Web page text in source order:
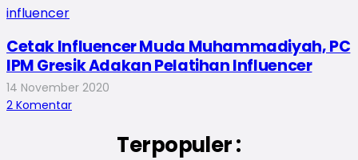
Cetak Influencer Muda Muhammadiyah, PC
IPM Gresik Adakan Pelatihan Influencer
14 November 2020
2 Komentar
Terpopuler :